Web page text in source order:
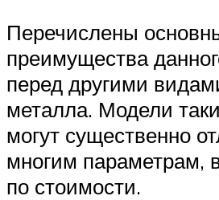
Перечислены
преимущества
перед другими
металла. Модели
могут существенно
многим параметрам,
по стоимости.